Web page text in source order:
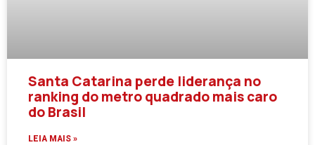
Santa Catarina perde liderança no
ranking do metro quadrado mais caro
do Brasil
LEIA MAIS »